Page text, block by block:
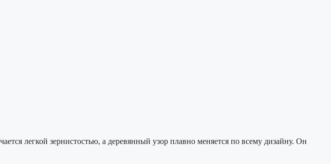
легкой зернистостью, а деревянный узор плавно меняется по всему дизайну. Он